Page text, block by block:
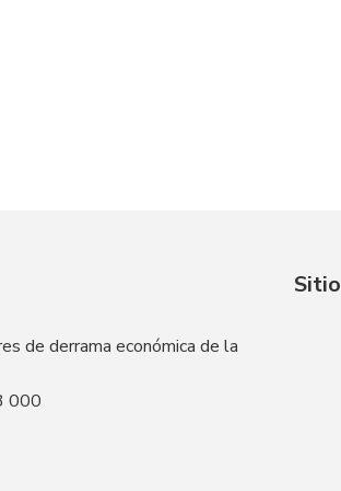
de derrama económica de la
000
Sitio